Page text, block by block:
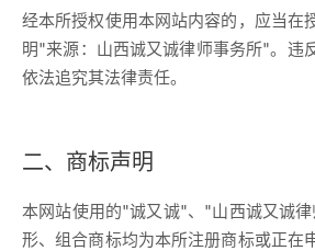
经本所授权使用本网站内容的，应当在
明"来源：山西诚又诚律师事务所"。违
依法追究其法律责任。
二、商标声明
本网站使用的"诚又诚"、"山西诚又诚
形、组合商标均为本所注册商标或正在